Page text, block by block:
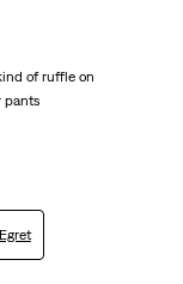
of ruffle on
pants